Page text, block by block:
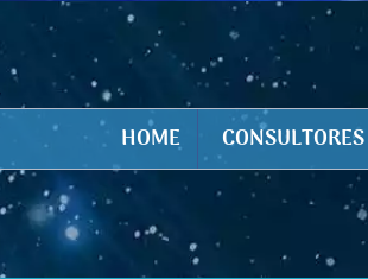
HOME CONSULTORES